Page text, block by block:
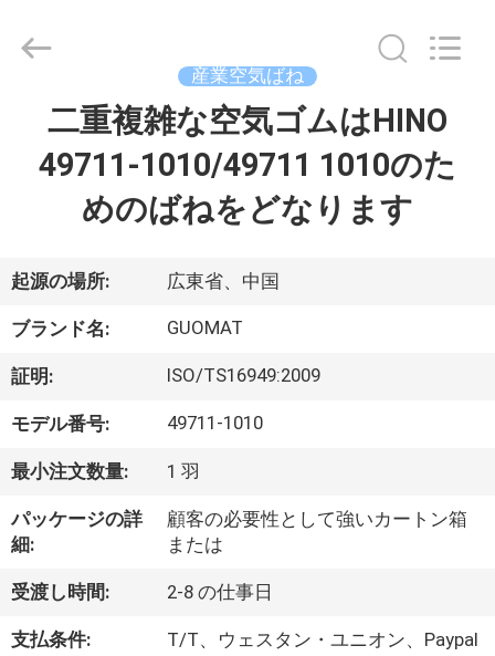
ダ
ク
ト
私
に
つ
い
2026
GUANGZHOU
産業空気ばね
二重複雑な空気ゴムはHINO
49711-1010/49711 1010のた
めのばねをどなります
起源の場所: 広東省、中国
ブランド名: GUOMAT
証明: ISO/TS16949:2009
モデル番号: 49711-1010
最小注文数量: 1 羽
パッケージの詳
細:
顧客の必要性として強いカートン箱
または
受渡し時間: 2-8 の仕事日
支払条件:
T/T、ウェスタン・ユニオン、Paypal